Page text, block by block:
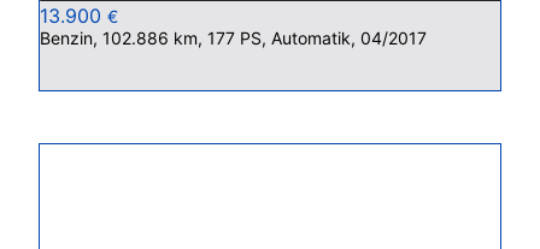
13.900 €
Benzin, 102.886 km, 177 PS, Automatik, 04/2017